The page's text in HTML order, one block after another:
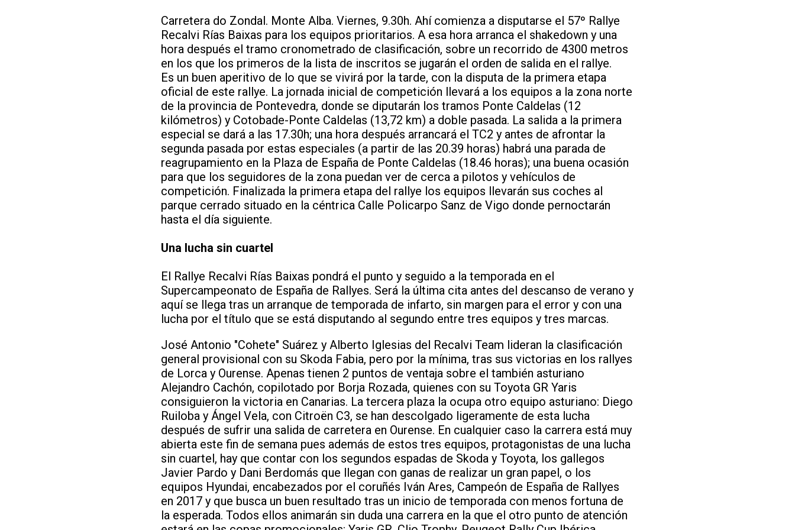
Carretera do Zondal. Monte Alba. Viernes, 9.30h. Ahí comienza a disputarse el 57º Rallye
Recalvi Rías Baixas para los equipos prioritarios. A esa hora arranca el shakedown y una
hora después el tramo cronometrado de clasificación, sobre un recorrido de 4300 metros
en los que los primeros de la lista de inscritos se jugarán el orden de salida en el rallye.
Es un buen aperitivo de lo que se vivirá por la tarde, con la disputa de la primera etapa
oficial de este rallye. La jornada inicial de competición llevará a los equipos a la zona norte
de la provincia de Pontevedra, donde se diputarán los tramos Ponte Caldelas (12
kilómetros) y Cotobade-Ponte Caldelas (13,72 km) a doble pasada. La salida a la primera
especial se dará a las 17.30h; una hora después arrancará el TC2 y antes de afrontar la
segunda pasada por estas especiales (a partir de las 20.39 horas) habrá una parada de
reagrupamiento en la Plaza de España de Ponte Caldelas (18.46 horas); una buena ocasión
para que los seguidores de la zona puedan ver de cerca a pilotos y vehículos de
competición. Finalizada la primera etapa del rallye los equipos llevarán sus coches al
parque cerrado situado en la céntrica Calle Policarpo Sanz de Vigo donde pernoctarán
hasta el día siguiente.
Una lucha sin cuartel
El Rallye Recalvi Rías Baixas pondrá el punto y seguido a la temporada en el
Supercampeonato de España de Rallyes. Será la última cita antes del descanso de verano y
aquí se llega tras un arranque de temporada de infarto, sin margen para el error y con una
lucha por el título que se está disputando al segundo entre tres equipos y tres marcas.
José Antonio "Cohete" Suárez y Alberto Iglesias del Recalvi Team lideran la clasificación
general provisional con su Skoda Fabia, pero por la mínima, tras sus victorias en los rallyes
de Lorca y Ourense. Apenas tienen 2 puntos de ventaja sobre el también asturiano
Alejandro Cachón, copilotado por Borja Rozada, quienes con su Toyota GR Yaris
consiguieron la victoria en Canarias. La tercera plaza la ocupa otro equipo asturiano: Diego
Ruiloba y Ángel Vela, con Citroën C3, se han descolgado ligeramente de esta lucha
después de sufrir una salida de carretera en Ourense. En cualquier caso la carrera está muy
abierta este fin de semana pues además de estos tres equipos, protagonistas de una lucha
sin cuartel, hay que contar con los segundos espadas de Skoda y Toyota, los gallegos
Javier Pardo y Dani Berdomás que llegan con ganas de realizar un gran papel, o los
equipos Hyundai, encabezados por el coruñés Iván Ares, Campeón de España de Rallyes
en 2017 y que busca un buen resultado tras un inicio de temporada con menos fortuna de
la esperada. Todos ellos animarán sin duda una carrera en la que el otro punto de atención